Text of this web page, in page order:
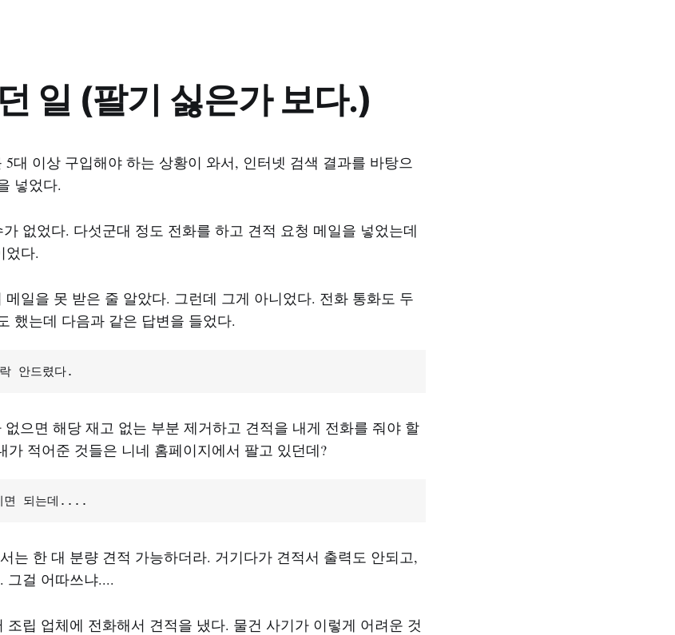
일 (팔기 싫은가 보다.)
대 이상 구입해야 하는 상황이 와서, 인터넷 검색 결과를 바탕으
넣었다.
없었다. 다섯군대 정도 전화를 하고 견적 요청 메일을 넣었는데
었다.
일을 못 받은 줄 알았다. 그런데 그게 아니었다. 전화 통화도 두
했는데 다음과 같은 답변을 들었다.
안드렸다.
으면 해당 재고 없는 부분 제거하고 견적을 내게 전화를 줘야 할
가 적어준 것들은 니네 홈페이지에서 팔고 있던데?
면 되는데....
는 한 대 분량 견적 가능하더라. 거기다가 견적서 출력도 안되고,
그걸 어따쓰냐....
조립 업체에 전화해서 견적을 냈다. 물건 사기가 이렇게 어려운 것